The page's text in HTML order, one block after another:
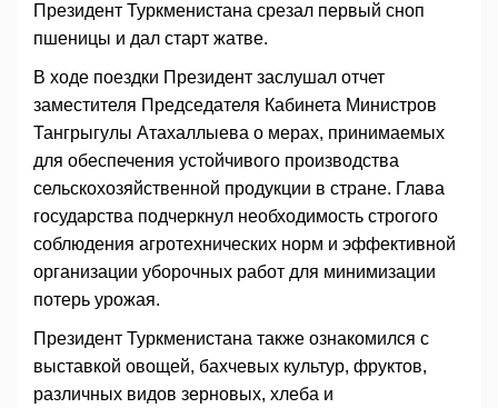
Президент Туркменистана срезал первый сноп
пшеницы и дал старт жатве.
В ходе поездки Президент заслушал отчет
заместителя Председателя Кабинета Министров
Тангрыгулы Атахаллыева о мерах, принимаемых
для обеспечения устойчивого производства
сельскохозяйственной продукции в стране. Глава
государства подчеркнул необходимость строгого
соблюдения агротехнических норм и эффективной
организации уборочных работ для минимизации
потерь урожая.
Президент Туркменистана также ознакомился с
выставкой овощей, бахчевых культур, фруктов,
различных видов зерновых, хлеба и